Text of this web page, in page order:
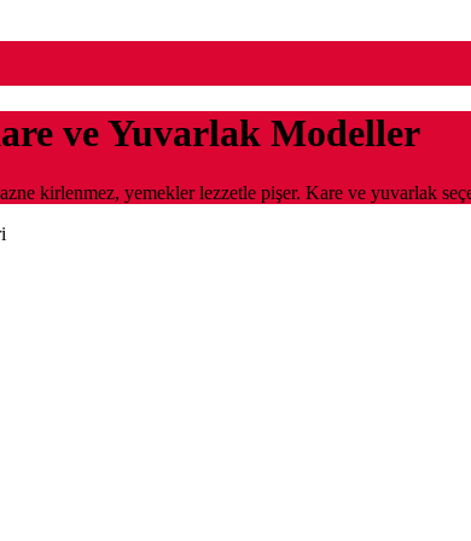
ve Yuvarlak Modeller
kirlenmez, yemekler lezzetle pişer. Kare ve yuvarlak